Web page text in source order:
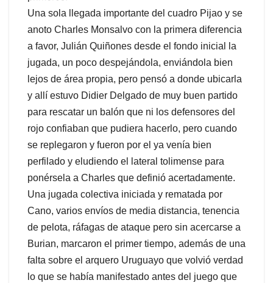
Una sola llegada importante del cuadro Pijao y se
anoto Charles Monsalvo con la primera diferencia
a favor, Julián Quiñones desde el fondo inicial la
jugada, un poco despejándola, enviándola bien
lejos de área propia, pero pensó a donde ubicarla
y allí estuvo Didier Delgado de muy buen partido
para rescatar un balón que ni los defensores del
rojo confiaban que pudiera hacerlo, pero cuando
se replegaron y fueron por el ya venía bien
perfilado y eludiendo el lateral tolimense para
ponérsela a Charles que definió acertadamente.
Una jugada colectiva iniciada y rematada por
Cano, varios envíos de media distancia, tenencia
de pelota, ráfagas de ataque pero sin acercarse a
Burian, marcaron el primer tiempo, además de una
falta sobre el arquero Uruguayo que volvió verdad
lo que se había manifestado antes del juego que